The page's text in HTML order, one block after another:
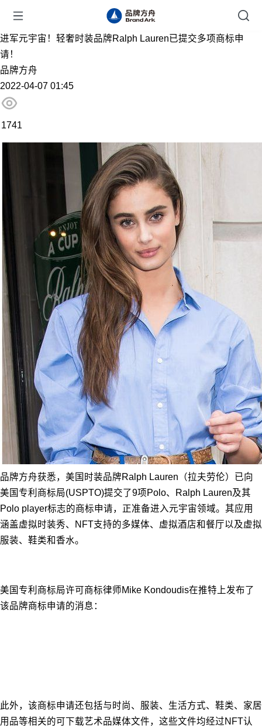
进军元宇宙！轻奢时装品牌Ralph Lauren已提交多项商标申
请！
品牌方舟
2022-04-07 01:45
1741
品牌方舟获悉，美国时装品牌Ralph Lauren（拉夫劳伦）已向
美国专利商标局(USPTO)提交了9项Polo、Ralph Lauren及其
Polo player标志的商标申请，正准备进入元宇宙领域。其应用
涵盖虚拟时装秀、NFT支持的多媒体、虚拟酒店和餐厅以及虚拟
服装、鞋类和香水。
美国专利商标局许可商标律师Mike Kondoudis在推特上发布了
该品牌商标申请的消息：
此外，该商标申请还包括与时尚、服装、生活方式、鞋类、家居
用品等相关的可下载艺术品媒体文件，这些文件均经过NFT认